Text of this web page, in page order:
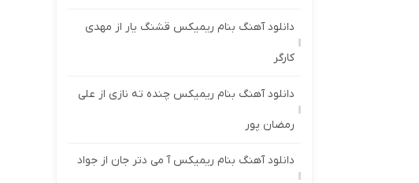
دانلود آهنگ بنام ریمیکس قشنگ یار از مهدی
کارگر
دانلود آهنگ بنام ریمیکس چنده ته نازی از علی
رمضان پور
دانلود آهنگ بنام ریمیکس آ می دتر جان از جواد